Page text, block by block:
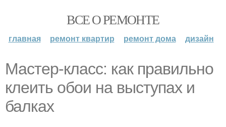
ВСЕ О РЕМОНТЕ
главная ремонт квартир ремонт дома дизайн
Мастер-класс: как правильно
клеить обои на выступах и
балках